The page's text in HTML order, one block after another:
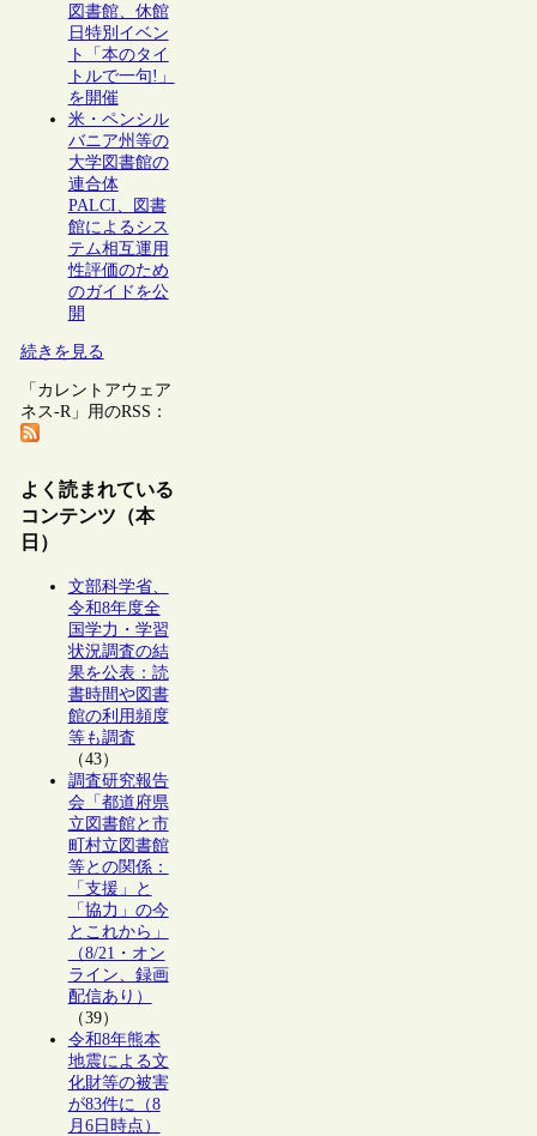
図書館、休館
日特別イベン
ト「本のタイ
トルで一句!」
を開催
米・ペンシル
バニア州等の
大学図書館の
連合体
PALCI、図書
館によるシス
テム相互運用
性評価のため
のガイドを公
開
続きを見る
「カレントアウェア
ネス-R」用のRSS：
よく読まれている
コンテンツ（本
日）
文部科学省、
令和8年度全
国学力・学習
状況調査の結
果を公表：読
書時間や図書
館の利用頻度
等も調査
（43）
調査研究報告
会「都道府県
立図書館と市
町村立図書館
等との関係：
「支援」と
「協力」の今
とこれから」
（8/21・オン
ライン、録画
配信あり）
（39）
令和8年熊本
地震による文
化財等の被害
が83件に（8
月6日時点）